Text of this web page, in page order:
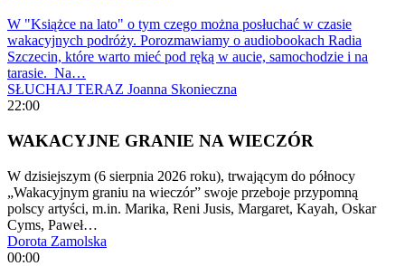
W "Książce na lato" o tym czego można posłuchać w czasie
wakacyjnych podróży. Porozmawiamy o audiobookach Radia
Szczecin, które warto mieć pod ręką w aucie, samochodzie i na
tarasie. Na…
SŁUCHAJ TERAZ Joanna Skonieczna
22:00
WAKACYJNE GRANIE NA WIECZÓR
W dzisiejszym (6 sierpnia 2026 roku), trwającym do północy
„Wakacyjnym graniu na wieczór” swoje przeboje przypomną
polscy artyści, m.in. Marika, Reni Jusis, Margaret, Kayah, Oskar
Cyms, Paweł…
Dorota Zamolska
00:00